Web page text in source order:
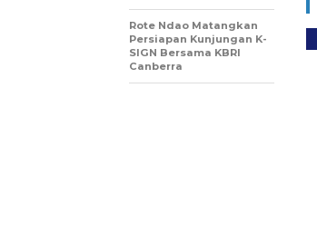
Rote Ndao Matangkan
Persiapan Kunjungan K-
SIGN Bersama KBRI
Canberra